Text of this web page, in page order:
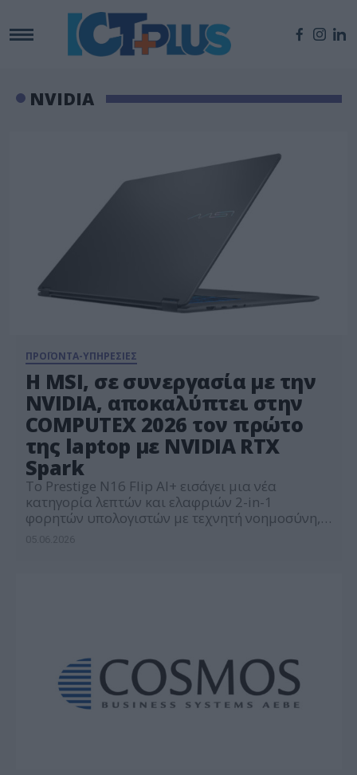
NVIDIA
ΠΡΟΪΟΝΤΑ-ΥΠΗΡΕΣΙΕΣ
Η MSI, σε συνεργασία με την
NVIDIA, αποκαλύπτει στην
COMPUTEX 2026 τον πρώτο
της laptop με NVIDIA RTX
Spark
Το Prestige N16 Flip AI+ εισάγει μια νέα
κατηγορία λεπτών και ελαφριών 2-in-1
φορητών υπολογιστών με τεχνητή νοημοσύνη,